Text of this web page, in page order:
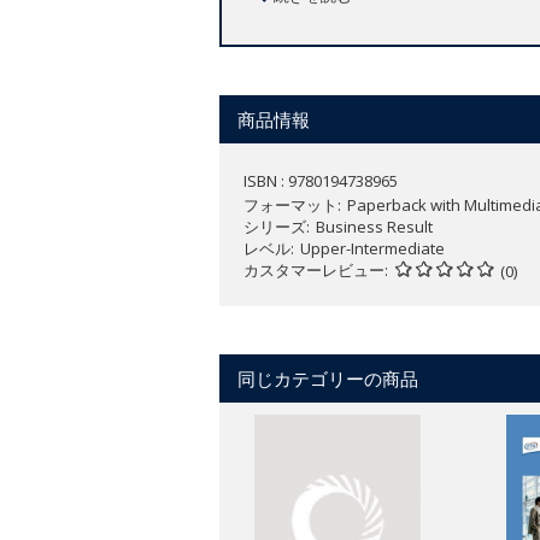
全6レベル（Starter ～Advanced）
商品情報
ISBN : 9780194738965
フォーマット
Paperback with
シリーズ Business Result
レベル Upper-Intermediate
カスタマーレビュー
(0)
同じカテゴリーの商品